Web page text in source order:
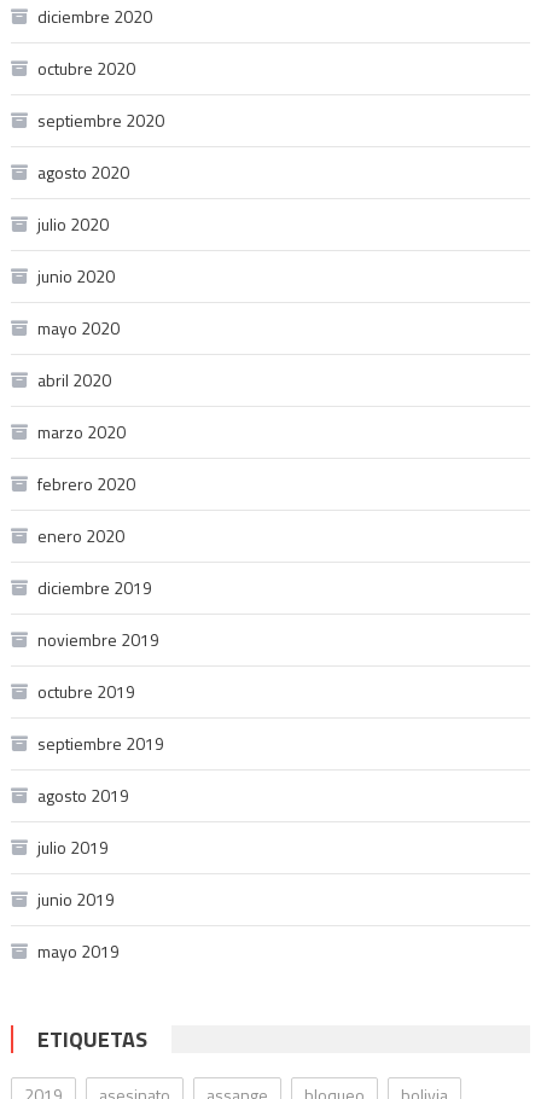
diciembre 2020
octubre 2020
septiembre 2020
agosto 2020
julio 2020
junio 2020
mayo 2020
abril 2020
marzo 2020
febrero 2020
enero 2020
diciembre 2019
noviembre 2019
octubre 2019
septiembre 2019
agosto 2019
julio 2019
junio 2019
mayo 2019
ETIQUETAS